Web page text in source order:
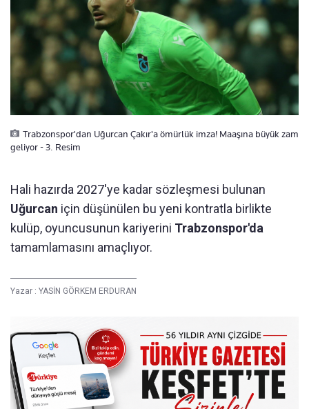
Trabzonspor'dan Uğurcan Çakır'a ömürlük imza! Maaşına büyük zam
geliyor - 3. Resim
Hali hazırda 2027'ye kadar sözleşmesi bulunan
Uğurcan için düşünülen bu yeni kontratla birlikte
kulüp, oyuncusunun kariyerini Trabzonspor'da
tamamlamasını amaçlıyor.
Yazar : YASİN GÖRKEM ERDURAN